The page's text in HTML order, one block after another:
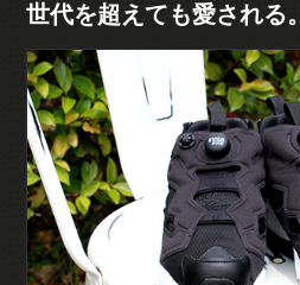
世代を超えても愛される。